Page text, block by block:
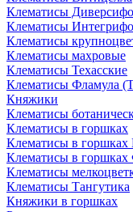
Клематисы
Клематисы
Клематисы
Клематисы махровые
Клематисы Техасские
Клематисы Фламула
Княжики
Клематисы
Клематисы в горшках
Клематисы в
Клематисы в
Клематисы
Клематисы Тангутика
Княжики в горшках